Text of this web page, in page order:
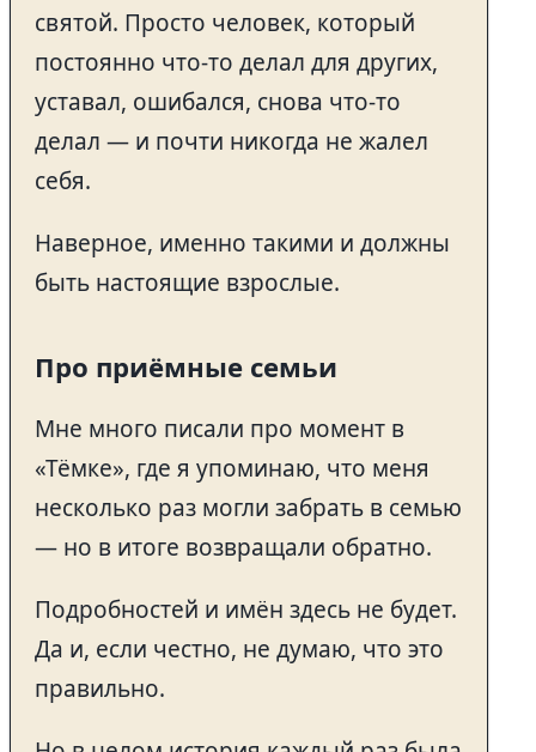
святой. Просто человек, который
постоянно что-то делал для других,
уставал, ошибался, снова что-то
делал — и почти никогда не жалел
себя.
Наверное, именно такими и должны
быть настоящие взрослые.
Про приёмные семьи
Мне много писали про момент в
«Тёмке», где я упоминаю, что меня
несколько раз могли забрать в семью
— но в итоге возвращали обратно.
Подробностей и имён здесь не будет.
Да и, если честно, не думаю, что это
правильно.